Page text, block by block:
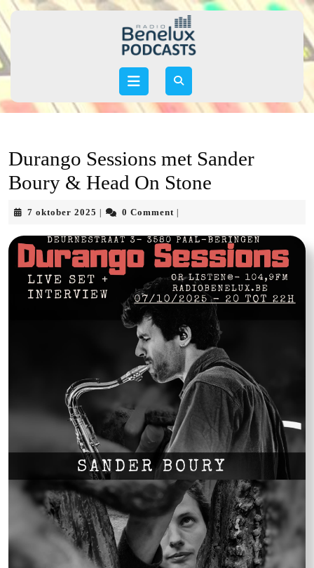
Skip
to
Open
Durango Sessions met Sander
Boury & Head On Stone
7 oktober 2025 7
2025
0 Comment